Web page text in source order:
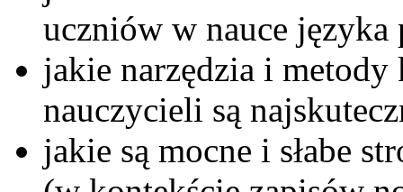
uczniów w nauce języka
jakie narzędzia i metody
nauczycieli są
jakie są mocne i słabe